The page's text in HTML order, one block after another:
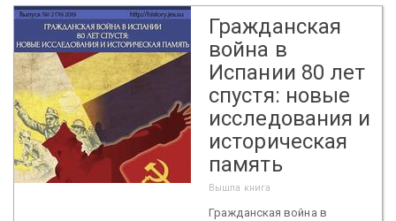
Гражданская
война в
Испании 80 лет
спустя: новые
исследования и
историческая
память
Вышла книга
Гражданская война в